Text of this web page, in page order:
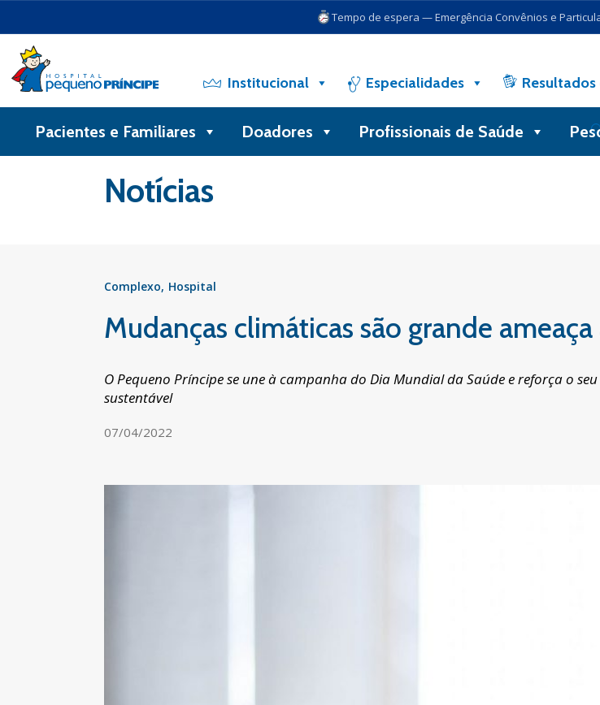
Tempo de espera — Emergência Convênios e
Institucional Especialidades Resultados
Pacientes e Familiares Doadores Profissionais de Saúde
Notícias
Complexo Hospital
Mudanças climáticas são grande
O Pequeno Príncipe se une à campanha do Dia Mundial da Saúde e reforça o
sustentável
07/04/2022